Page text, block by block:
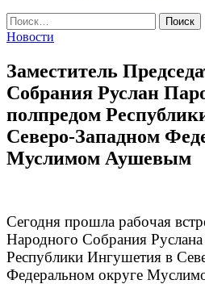
Найти:
Новости
Заместитель
Собрания Руслан
полпредом
Северо-Западном
Муслимом Аушевым
Сегодня прошла рабочая
Народного Собрания
Республики Ингушетия в
Федеральном округе